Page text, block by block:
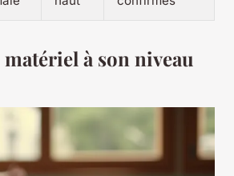
à son niveau